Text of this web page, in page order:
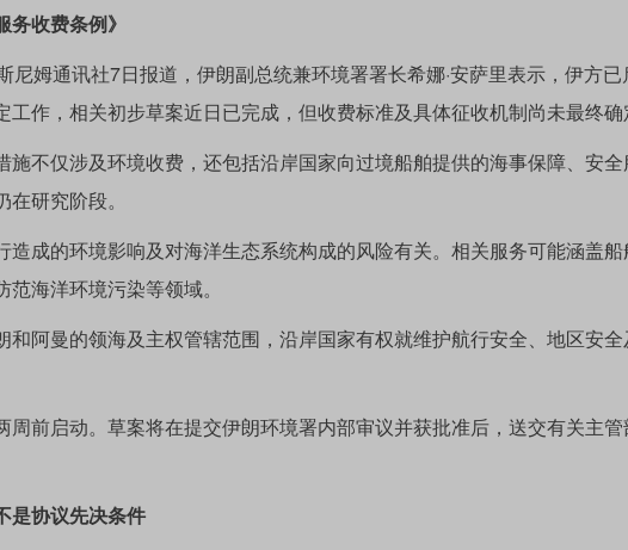
收费条例》
姆通讯社7日报道，伊朗副总统兼环境署署长希娜·安萨里表示，伊方已
工作，相关初步草案近日已完成，但收费标准及具体征收机制尚未最终确
不仅涉及环境收费，还包括沿岸国家向过境船舶提供的海事保障、安全
研究阶段。
成的环境影响及对海洋生态系统构成的风险有关。相关服务可能涵盖船
海洋环境污染等领域。
阿曼的领海及主权管辖范围，沿岸国家有权就维护航行安全、地区安全
前启动。草案将在提交伊朗环境署内部审议并获批准后，送交有关主管
是协议先决条件